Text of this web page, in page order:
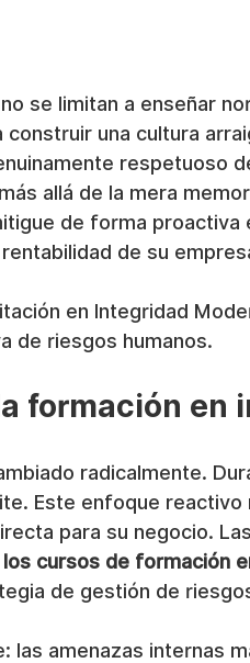
se limitan a enseñar
una cultura
respetuoso
allá de la mera
de forma proactiva
de su
en Integridad
de riesgos humanos.
formación en
radicalmente.
Este enfoque reactivo
para su negocio.
los cursos de formación
de gestión de
las amenazas internas